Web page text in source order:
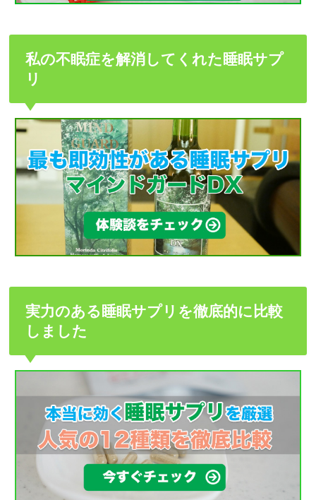
私の不眠症を解消してくれた睡眠サプ
リ
実力のある睡眠サプリを徹底的に比較
しました